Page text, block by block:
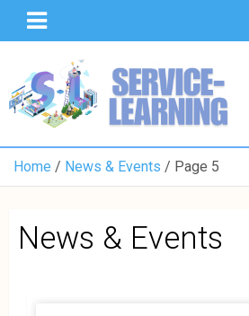
Home News & Events Page 5
News & Events